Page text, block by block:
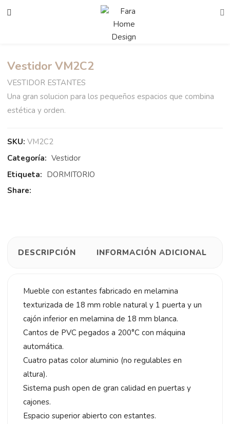
Vestidor VM2C2
VESTIDOR ESTANTES
Una gran solucion para los pequeños espacios que combina
estética y orden.
SKU:VM2C2
Categoría: Vestidor
Etiqueta: DORMITORIO
Share:
DESCRIPCIÓN INFORMACIÓN ADICIONAL
Mueble con estantes fabricado en melamina
texturizada de 18 mm roble natural y 1 puerta y un
cajón inferior en melamina de 18 mm blanca.
Cantos de PVC pegados a 200°C con máquina
automática.
Cuatro patas color aluminio (no regulables en
altura).
Sistema push open de gran calidad en puertas y
cajones.
Espacio superior abierto con estantes.